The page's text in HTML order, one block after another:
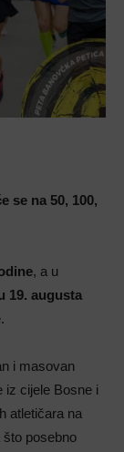
se na 50, 100,
, a u
19. augusta
i masovan
iz cijele Bosne i
atletičara na
posebno